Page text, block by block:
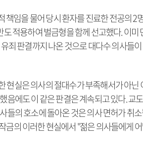
책임을 물어 당시 환자를 진료한 전공의 2
적용하여 벌금형을 함께 선고했다. 이미
죄 판결까지 나온 것으로 대다수 의사들
실은 의사의 절대수가 부족해서가 아닌
에도 이 같은 판결은 계속되고 있다. 교
들의 호소에 돌아온 것은 의사 면허가 취
의 이러한 현실에서 "젊은 의사들에게